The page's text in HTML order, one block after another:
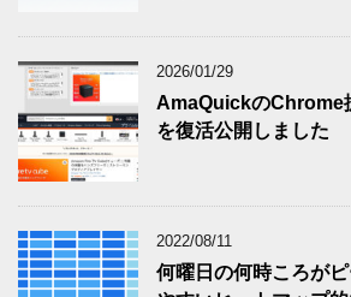
2026/01/29
AmaQuickのChrome
を復活公開しました
2022/08/11
何曜日の何時ころが